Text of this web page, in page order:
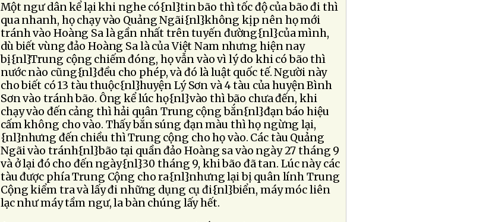
Một ngư dân kể lại khi nghe có{nl}tin bão thì tốc độ của bão đi thì
qua nhanh, họ chạy vào Quảng Ngãi{nl}không kịp nên họ mới
tránh vào Hoàng Sa là gần nhất trên tuyến đường{nl}của mình,
dù biết vùng đảo Hoàng Sa là của Việt Nam nhưng hiện nay
bị{nl}Trung cộng chiếm đóng, họ vẫn vào vì lý do khi có bão thì
nước nào cũng{nl}đều cho phép, và đó là luật quốc tế. Người này
cho biết có 13 tàu thuộc{nl}huyện Lý Sơn và 4 tàu của huyện Bình
Sơn vào tránh bão. Ông kể lúc họ{nl}vào thì bão chưa đến, khi
chạy vào đến cảng thì hải quân Trung cộng bắn{nl}đạn báo hiệu
cấm không cho vào. Thấy bắn súng đạn màu thì họ ngừng lại,
{nl}nhưng đến chiều thì Trung cộng cho họ vào. Các tàu Quảng
Ngãi vào tránh{nl}bão tại quần đảo Hoàng sa vào ngày 27 tháng 9
và ở lại đó cho đến ngày{nl}30 tháng 9, khi bão đã tan. Lúc này các
tàu được phía Trung Cộng cho ra{nl}nhưng lại bị quân lính Trung
Cộng kiểm tra và lấy đi những dụng cụ đi{nl}biển, máy móc liên
lạc như máy tầm ngư, la bàn chúng lấy hết.